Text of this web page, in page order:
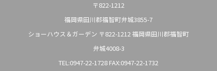
〒822-1212
福岡県田川郡福智町弁城3855-7
ショーハウス＆ガーデン 〒822-1212 福岡県田川郡福智町
弁城4008-3
TEL:0947-22-1728 FAX:0947-22-1732